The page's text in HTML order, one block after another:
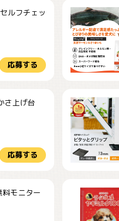
ルフチェッ
応募する
さ上げ台
応募する
料モニター